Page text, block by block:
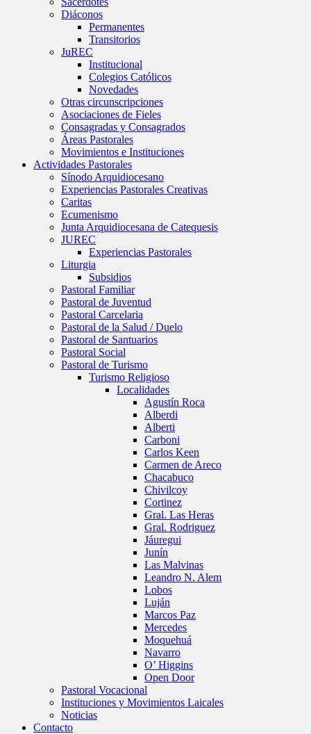
Diáconos
Permanentes
Transitorios
JuREC
Institucional
Colegios Católicos
Novedades
Otras circunscripciones
Asociaciones de Fieles
Consagradas y Consagrados
Áreas Pastorales
Movimientos e Instituciones
Actividades Pastorales
Sínodo Arquidiocesano
Experiencias Pastorales Creativas
Caritas
Ecumenismo
Junta Arquidiocesana de Catequesis
JUREC
Experiencias Pastorales
Liturgia
Subsidios
Pastoral Familiar
Pastoral de Juventud
Pastoral Carcelaria
Pastoral de la Salud / Duelo
Pastoral de Santuarios
Pastoral Social
Pastoral de Turismo
Turismo Religioso
Localidades
Agustín Roca
Alberdi
Alberti
Carboni
Carlos Keen
Carmen de Areco
Chacabuco
Chivilcoy
Cortinez
Gral. Las Heras
Gral. Rodriguez
Jáuregui
Junín
Las Malvinas
Leandro N. Alem
Lobos
Luján
Marcos Paz
Mercedes
Moquehuá
Navarro
O’ Higgins
Open Door
Pastoral Vocacional
Instituciones y Movimientos Laicales
Noticias
Contacto